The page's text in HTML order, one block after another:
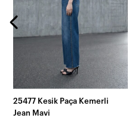
25477 Kesik Paça Kemerli
Jean Mavi